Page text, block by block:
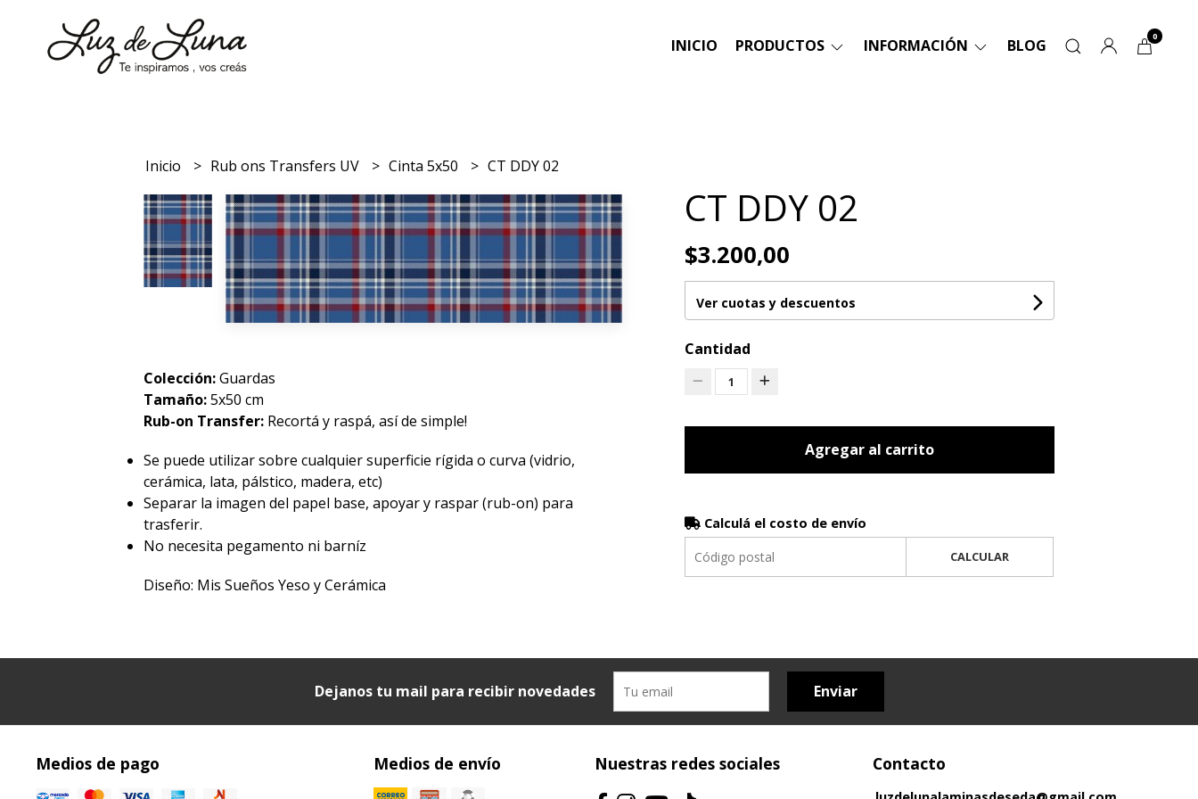
INICIO PRODUCTOS INFORMACIÓN BLOG 0
Inicio Rub ons Transfers UV Cinta 5x50 CT DDY 02
Colección:Guardas
Tamaño:5x50 cm
Rub-on Transfer: Recortá y raspá, así de simple!
Se puede utilizar sobre cualquier superficie rígida o curva (vidrio,
cerámica, lata, pálstico, madera, etc)
Separar la imagen del papel base, apoyar y raspar (rub-on) para
trasferir.
No necesita pegamento ni barníz
Diseño: Mis Sueños Yeso y Cerámica
CT DDY 02
$3.200,00
Ver cuotas y descuentos
Cantidad
1
Agregar al carrito
Calculá el costo de envío
CALCULAR
Dejanos tu mail para recibir novedades Enviar
Medios de pago Medios de envío Nuestras redes sociales Contacto